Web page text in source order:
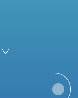
💙 خـيـار طـفـلـك الأول 💙